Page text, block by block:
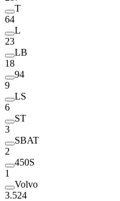
T
64
L
23
LB
18
94
9
LS
6
ST
3
SBAT
2
450S
1
Volvo
3.524